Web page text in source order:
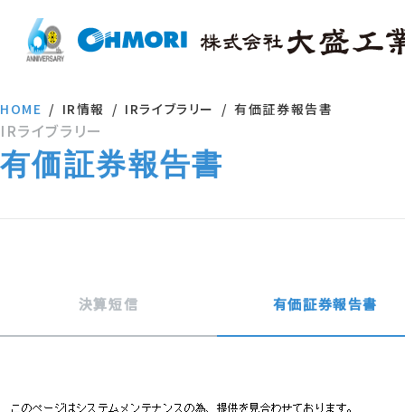
HOME IR情報 IRライブラリー 有価証券報告書
IRライブラリー
有価証券報告書
決算短信 有価証券報告書